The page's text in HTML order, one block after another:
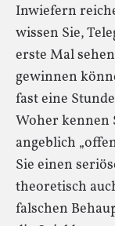
Inwiefern
wissen Sie,
erste Mal
gewinnen
fast eine
Woher kennen
angeblich
Sie einen
theoretisch
falschen